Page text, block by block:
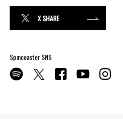
X SHARE
Spincoaster SNS